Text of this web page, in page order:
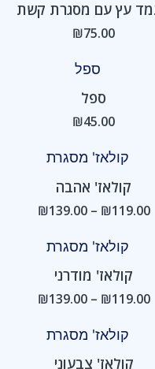
עץ עם מסגרת קשת
₪75.00
ספל
₪45.00
קולאז' אהבה
₪119.00
–
₪139.00
קולאז' מודרני
₪119.00
–
₪139.00
קולאז' צבעוני